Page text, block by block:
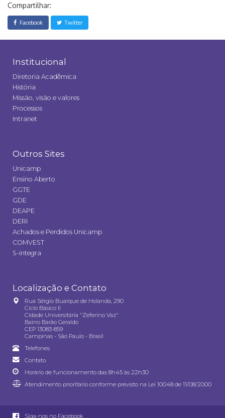
Compartilhar:
Facebook Twitter
Institucional
Diretoria Acadêmica
História
Missão, visão e valores
Processos
Intranet
Outros Sites
Unicamp
Ensino Aberto
GGTE
GDE
DEAPE
DERI
Achados e Perdidos Unicamp
COMVEST
S-integra
Localização e Contato
Rua Sérgio Buarque de Holanda, 290
Ciclo Básico II
Cidade Universitária "Zeferino Vaz"
Bairro Barão Geraldo
CEP 13083-859
Campinas - São Paulo - Brasil
Telefones
Contato
Horário de funcionamento das 8h45 às 22h30
Atendimento prioritário conforme previsto na Lei 10048 de 11/08/2000
Siga-nos no Facebook